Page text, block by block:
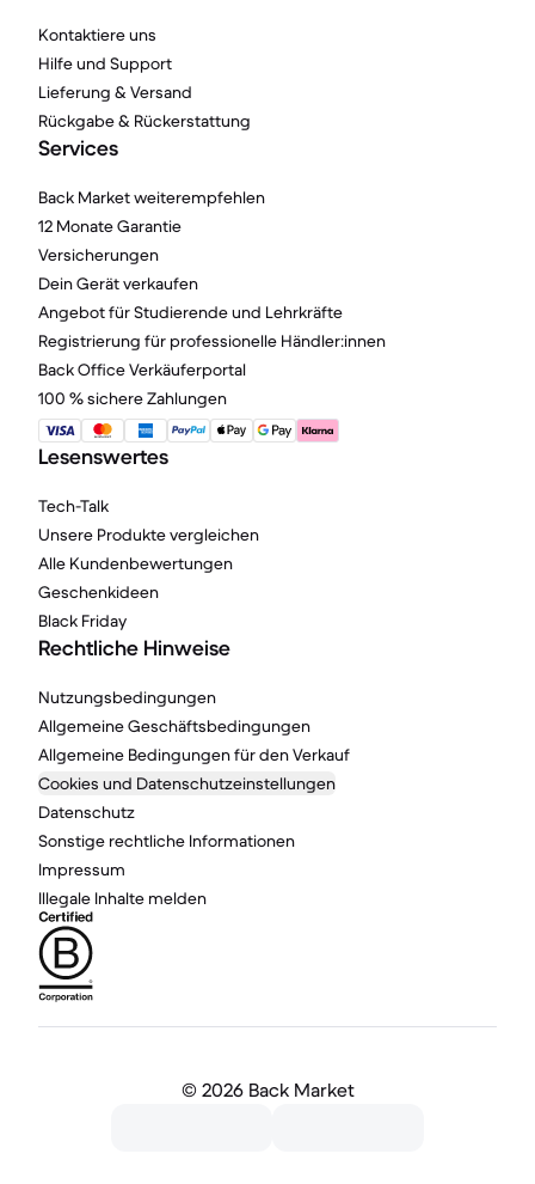
Kontaktiere uns
Hilfe und Support
Lieferung & Versand
Rückgabe & Rückerstattung
Services
Back Market weiterempfehlen
12 Monate Garantie
Versicherungen
Dein Gerät verkaufen
Angebot für Studierende und Lehrkräfte
Registrierung für professionelle Händler:innen
Back Office Verkäuferportal
100 % sichere Zahlungen
Lesenswertes
Tech-Talk
Unsere Produkte vergleichen
Alle Kundenbewertungen
Geschenkideen
Black Friday
Rechtliche Hinweise
Nutzungsbedingungen
Allgemeine Geschäftsbedingungen
Allgemeine Bedingungen für den Verkauf
Cookies und Datenschutzeinstellungen
Datenschutz
Sonstige rechtliche Informationen
Impressum
Illegale Inhalte melden
© 2026 Back Market